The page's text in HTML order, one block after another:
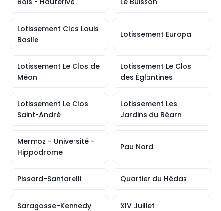
Bois - Hauterive Le Buisson
Lotissement Clos Louis
Basile
Lotissement Europa
Lotissement Le Clos de
Méon
Lotissement Le Clos
des Églantines
Lotissement Le Clos
Saint-André
Lotissement Les
Jardins du Béarn
Mermoz - Université -
Hippodrome
Pau Nord
Pissard-Santarelli Quartier du Hédas
Saragosse-Kennedy XIV Juillet